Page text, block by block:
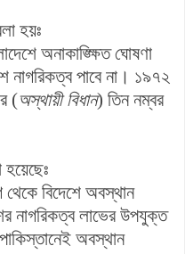
হয়ঃ
অনাকাঙ্ক্ষিত ঘোষণা
নাগরিকত্ব পাবে না। ১৯৭২
(অস্থায়ী বিধান) তিন নম্বর
হয়েছেঃ
বিদেশে অবস্থান
নাগরিকত্ব লাভের উপযুক্ত
অবস্থান